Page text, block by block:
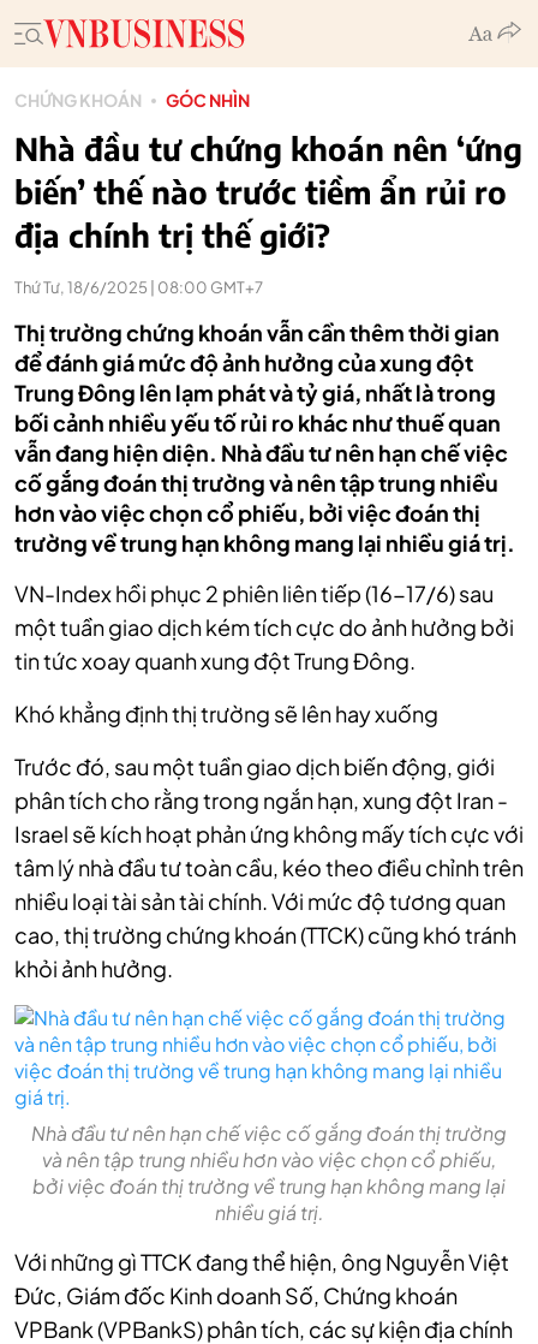
CHỨNG KHOÁN GÓC NHÌN
Nhà đầu tư chứng khoán nên ‘ứng
biến’ thế nào trước tiềm ẩn rủi ro
địa chính trị thế giới?
Thứ Tư, 18/6/2025 | 08:00 GMT+7
Thị trường chứng khoán vẫn cần thêm thời gian
để đánh giá mức độ ảnh hưởng của xung đột
Trung Đông lên lạm phát và tỷ giá, nhất là trong
bối cảnh nhiều yếu tố rủi ro khác như thuế quan
vẫn đang hiện diện. Nhà đầu tư nên hạn chế việc
cố gắng đoán thị trường và nên tập trung nhiều
hơn vào việc chọn cổ phiếu, bởi việc đoán thị
trường về trung hạn không mang lại nhiều giá trị.
VN-Index hồi phục 2 phiên liên tiếp (16-17/6) sau
một tuần giao dịch kém tích cực do ảnh hưởng bởi
tin tức xoay quanh xung đột Trung Đông.
Khó khẳng định thị trường sẽ lên hay xuống
Trước đó, sau một tuần giao dịch biến động, giới
phân tích cho rằng trong ngắn hạn, xung đột Iran -
Israel sẽ kích hoạt phản ứng không mấy tích cực với
tâm lý nhà đầu tư toàn cầu, kéo theo điều chỉnh trên
nhiều loại tài sản tài chính. Với mức độ tương quan
cao, thị trường chứng khoán (TTCK) cũng khó tránh
khỏi ảnh hưởng.
Nhà đầu tư nên hạn chế việc cố gắng đoán thị trường
và nên tập trung nhiều hơn vào việc chọn cổ phiếu,
bởi việc đoán thị trường về trung hạn không mang lại
nhiều giá trị.
Với những gì TTCK đang thể hiện, ông Nguyễn Việt
Đức, Giám đốc Kinh doanh Số, Chứng khoán
VPBank (VPBankS) phân tích, các sự kiện địa chính